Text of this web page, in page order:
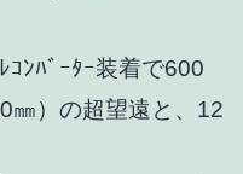
ｺﾝﾊﾞｰﾀｰ装着で600
㎜）の超望遠と、12